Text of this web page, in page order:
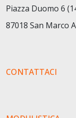
Piazza Duomo 6
87018 San Marco
CONTATTACI